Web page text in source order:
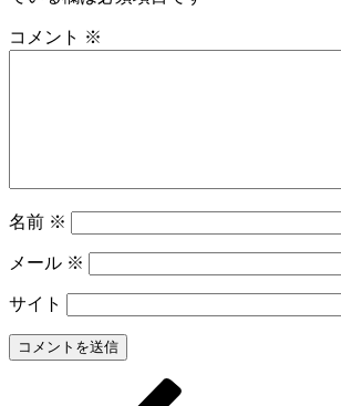
コメント ※
名前 ※
メール ※
サイト